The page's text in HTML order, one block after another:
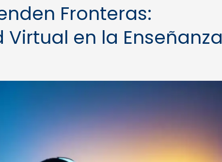
Fronteras:
en la Enseñanza